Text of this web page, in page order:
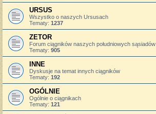
URSUS
Wszystko o naszych Ursusach
Tematy: 1237
ZETOR
Forum ciągników naszych południowych sąsiadów
Tematy: 905
INNE
Dyskusje na temat innych ciągników
Tematy: 192
OGÓLNIE
Ogólnie o ciągnikach
Tematy: 121